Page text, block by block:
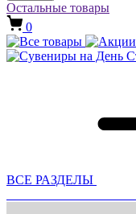
Остальные товары
0
ВСЕ РАЗДЕЛЫ